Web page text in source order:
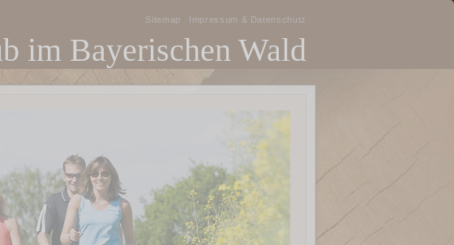
im Bayerischen Wald
Impressum & Datenschutz
Sitemap